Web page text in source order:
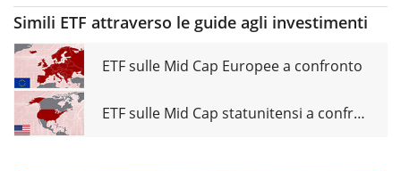
Simili ETF attraverso le guide agli investimenti
ETF sulle Mid Cap Europee a confronto
ETF sulle Mid Cap statunitensi a confronto